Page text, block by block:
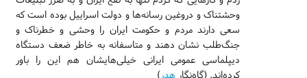
وحشتناک و دروغین رسانه‌ها و دولت اسراییل بوده است که
سعی دارند مردم و حکومت ایران را وحشی و خطرناک و
جنگ‌طلب نشان دهند و متاسفانه به خاطر ضعف دستگاه
دیپلماسی عمومی ایرانی خیلی‌هایشان هم این را باور
کرده‌اند. (گاه‌نگار هدر)